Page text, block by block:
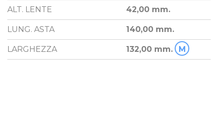
ALT. LENTE 42,00 mm.
LUNG. ASTA 140,00 mm.
LARGHEZZA 132,00 mm. M